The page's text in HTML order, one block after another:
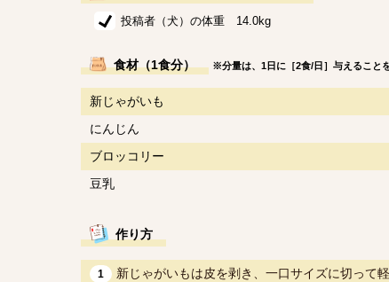
投稿者（犬）の体重 14.0kg
食材（1食分） ※分量は、1日に［2食/日］与えることを
新じゃがいも
にんじん
ブロッコリー
豆乳
作り方
1
新じゃがいもは皮を剥き、一口サイズに切って